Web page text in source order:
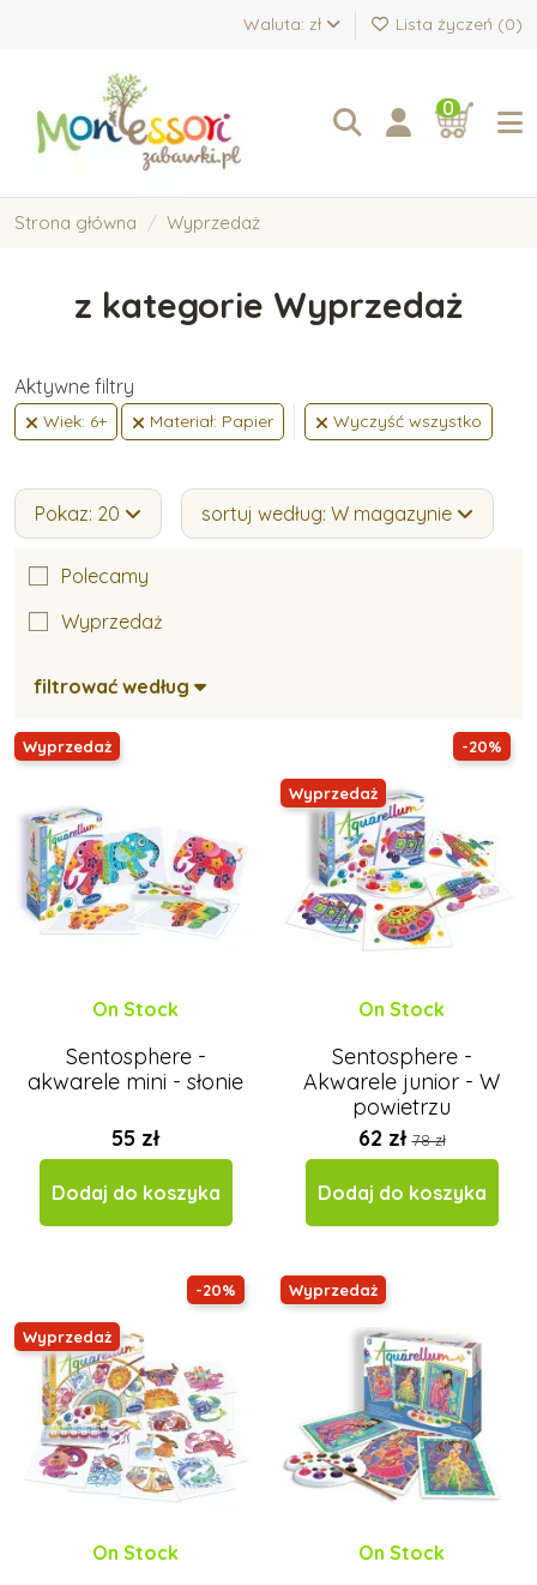
Waluta: zł Lista życzeń (0)
0
Strona główna Wyprzedaż
z kategorie Wyprzedaż
Aktywne filtry
Wiek: 6+ Materiał: Papier Wyczyść wszystko
Pokaz: 20 sortuj według: W magazynie
filtrować według
Polecamy
Wyprzedaż
Wyprzedaż
On Stock
Sentosphere -
akwarele mini - słonie
55 zł
Dodaj do koszyka
-20%
Wyprzedaż
On Stock
Sentosphere -
Akwarele junior - W
powietrzu
62 zł78 zł
Dodaj do koszyka
-20%
Wyprzedaż
On Stock
Wyprzedaż
On Stock